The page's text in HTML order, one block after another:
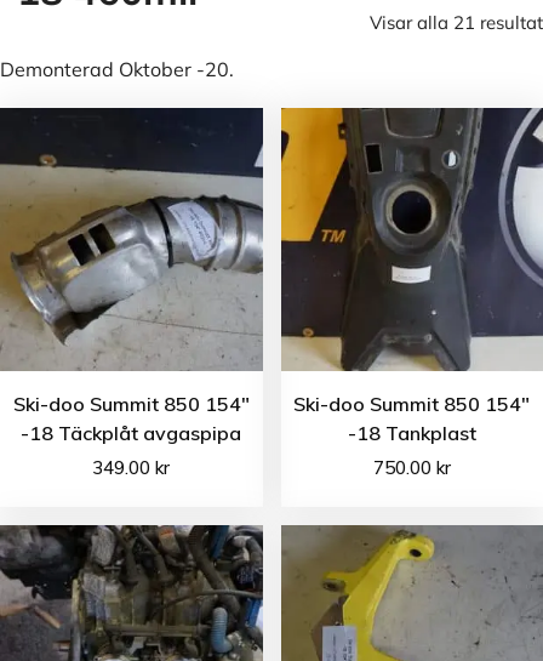
Visar alla 21 resultat
Demonterad Oktober -20.
Ski-doo Summit 850 154″
-18 Täckplåt avgaspipa
349.00kr
Ski-doo Summit 850 154″
-18 Tankplast
750.00 kr